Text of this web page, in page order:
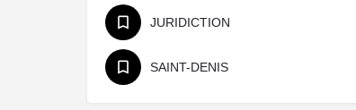
JURIDICTION
SAINT-DENIS